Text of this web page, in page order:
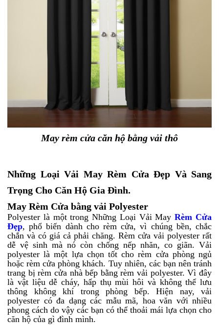
May rèm cửa căn hộ bằng vải thô
Những Loại Vải May Rèm Cửa Đẹp Và Sang
Trọng Cho Căn Hộ Gia Đình.
May Rèm Cửa bằng vải Polyester
Polyester là một trong Những Loại Vải MayRèm Cửa
Đẹp, phổ biến dành cho rèm cửa, vì chúng bền, chắc
chắn và có giá cả phải chăng. Rèm cửa vải polyester rất
dễ vệ sinh mà nó còn chống nếp nhăn, co giãn. Vải
polyester là một lựa chọn tốt cho rèm cửa phòng ngủ
hoặc rèm cửa phòng khách. Tuy nhiên, các bạn nên tránh
trang bị rèm cửa nhà bếp bằng rèm vải polyester. Vì đây
là vật liệu dễ cháy, hấp thụ mùi hôi và không thể lưu
thông không khí trong phòng bếp. Hiện nay, vải
polyester có đa dạng các mẫu mã, hoa văn với nhiều
phong cách do vậy các bạn có thể thoải mái lựa chọn cho
căn hộ của gì đình mình.